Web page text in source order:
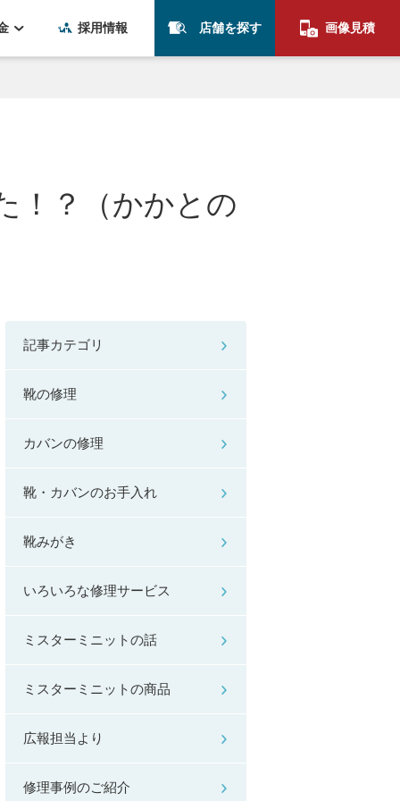
採用情報 店舗を探す 画像見積
！？（かかとの
記事カテゴリ
靴の修理
カバンの修理
靴・カバンのお手入れ
靴みがき
いろいろな修理サービス
ミスターミニットの話
ミスターミニットの商品
広報担当より
修理事例のご紹介